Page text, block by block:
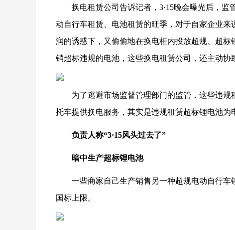
换电租赁公司告诉记者，3·15晚会曝光后，
动自行车租赁、电池租赁的旺季，对于自家企业
润的诱惑下，又偷偷地在换电柜内投放超规、超
销超标违规的电池，这些换电租赁公司，还主动协
为了逃避市场监督管理部门的监管，这些违
托车提供换电服务，其实是违规租赁超标锂电池为
负责人称“3·15风头过去了”
暗中生产超标锂电池
一些商家自己生产销售另一种超规电动自行
国标上限。